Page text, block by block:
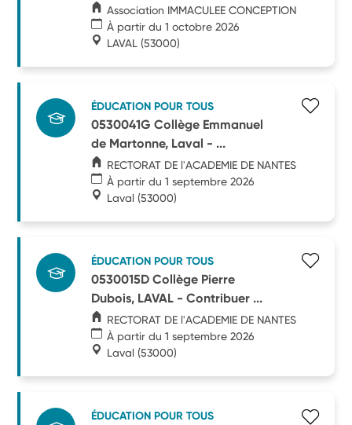
Association IMMACULEE CONCEPTION
À partir du 1 octobre 2026
LAVAL (53000)
ÉDUCATION POUR TOUS
0530041G Collège Emmanuel
de Martonne, Laval - ...
RECTORAT DE l'ACADEMIE DE NANTES
À partir du 1 septembre 2026
Laval (53000)
ÉDUCATION POUR TOUS
0530015D Collège Pierre
Dubois, LAVAL - Contribuer ...
RECTORAT DE l'ACADEMIE DE NANTES
À partir du 1 septembre 2026
Laval (53000)
ÉDUCATION POUR TOUS